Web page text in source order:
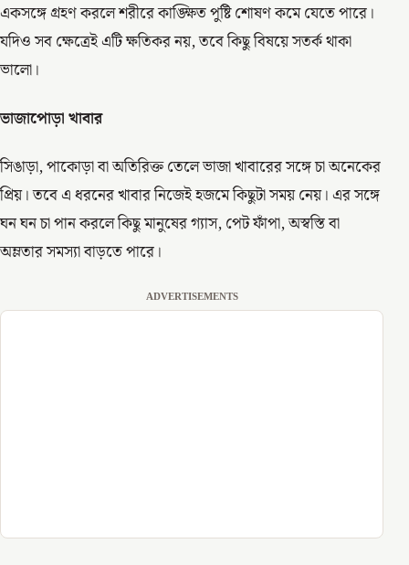
একসঙ্গে গ্রহণ করলে শরীরে কাঙ্ক্ষিত পুষ্টি শোষণ কমে যেতে পারে।
যদিও সব ক্ষেত্রেই এটি ক্ষতিকর নয়, তবে কিছু বিষয়ে সতর্ক থাকা
ভালো।
ভাজাপোড়া খাবার
সিঙাড়া, পাকোড়া বা অতিরিক্ত তেলে ভাজা খাবারের সঙ্গে চা অনেকের
প্রিয়। তবে এ ধরনের খাবার নিজেই হজমে কিছুটা সময় নেয়। এর সঙ্গে
ঘন ঘন চা পান করলে কিছু মানুষের গ্যাস, পেট ফাঁপা, অস্বস্তি বা
অম্লতার সমস্যা বাড়তে পারে।
ADVERTISEMENTS